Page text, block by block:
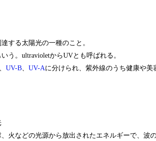
する太陽光の一種のこと。
う。ultravioletからUVとも呼ばれる。
UV-B、 UV-Aに分けられ、紫外線のうち健康や
火などの光源から放出されたエネルギーで、波